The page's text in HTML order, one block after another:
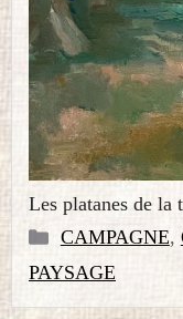
Les platanes de la
Catégories
CAMPAGNE,
PAYSAGE